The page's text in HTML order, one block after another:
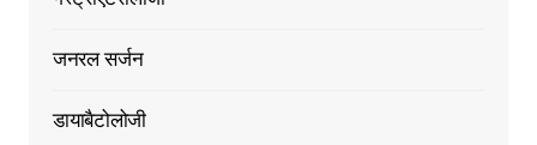
जनरल सर्जन
डायाबैटोलोजी